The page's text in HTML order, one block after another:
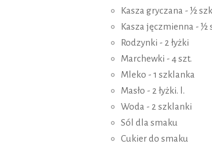
Kasza gryczana - ½
Kasza jęczmienna - ½
Rodzynki - 2 łyżki
Marchewki - 4 szt.
Mleko - 1 szklanka
Masło - 2 łyżki. l.
Woda - 2 szklanki
Sól dla smaku
Cukier do smaku